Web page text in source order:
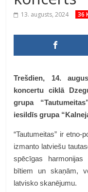
13. augusts, 2024 36
Trešdien, 14.
koncertu ciklā
grupa
iesildīs grupa
“Tautumeitas” ir
izmanto latviešu
spēcīgas
bītiem un skaņām,
latvisko skanējumu.